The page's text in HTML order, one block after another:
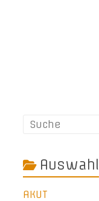
Auswahl
AKUT